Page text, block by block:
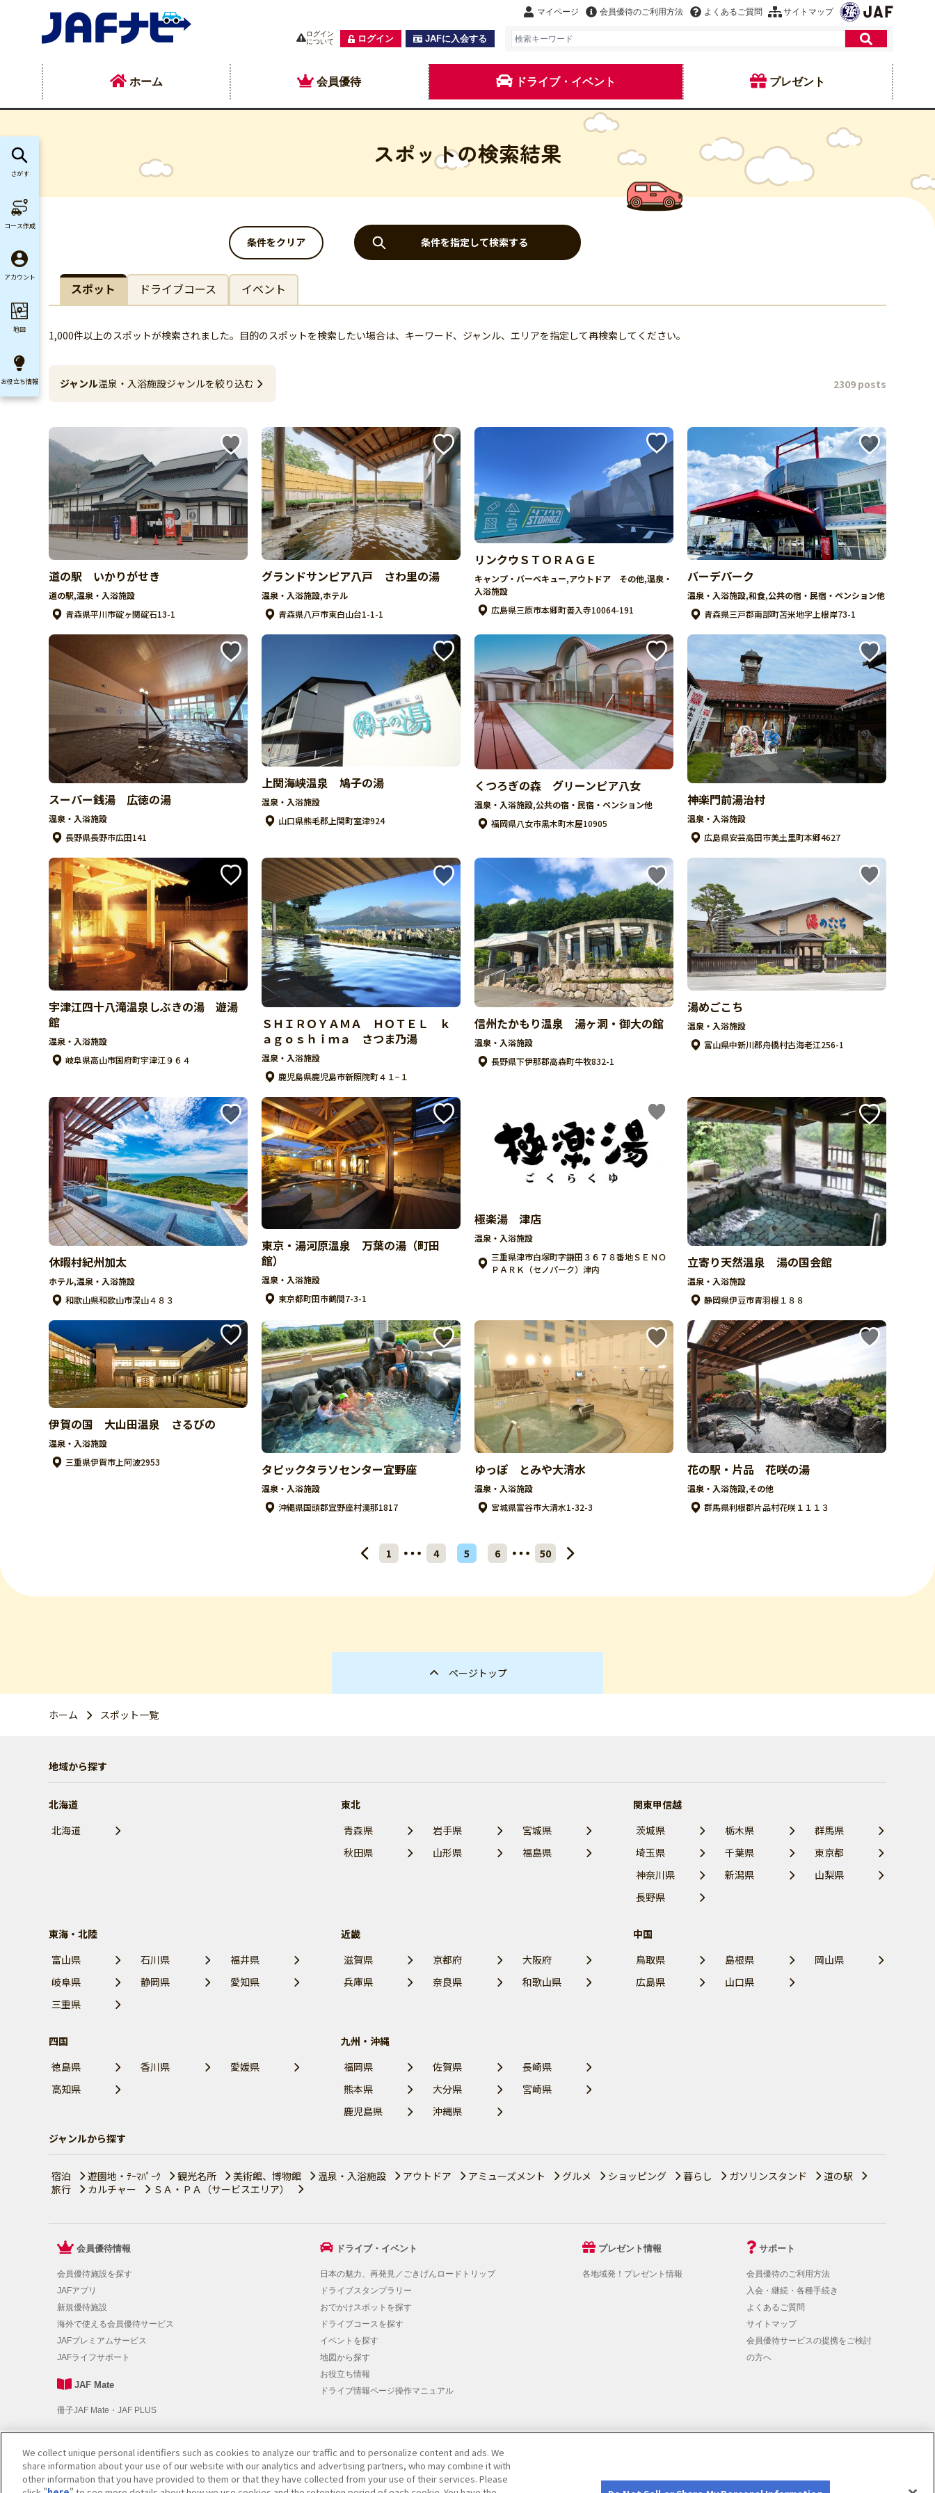
マイページ 会員優待のご利用方法 よくあるご質問 サイトマップ
ログイン
について
ログイン JAFに入会する
ホーム 会員優待 ドライブ・イベント プレゼント
スポットの検索結果
条件をクリア 条件を指定して検索する
スポット ドライブコース イベント
1,000件以上のスポットが検索されました。目的のスポットを検索したい場合は、キーワード、ジャンル、エリアを指定して再検索してください。
ジャンル温泉・入浴施設ジャンルを絞り込む 2309 posts
道の駅 いかりがせき
道の駅,温泉・入浴施設
青森県平川市碇ヶ関碇石13-1
グランドサンピア八戸 さわ里の湯
温泉・入浴施設,ホテル
青森県八戸市東白山台1-1-1
リンクウＳＴＯＲＡＧＥ
キャンプ・バーベキュー,アウトドア その他,温泉・
入浴施設
広島県三原市本郷町善入寺10064-191
バーデパーク
温泉・入浴施設,和食,公共の宿・民宿・ペンション他
青森県三戸郡南部町苫米地字上根岸73-1
スーパー銭湯 広徳の湯
温泉・入浴施設
長野県長野市広田141
上関海峡温泉 鳩子の湯
温泉・入浴施設
山口県熊毛郡上関町室津924
くつろぎの森 グリーンピア八女
温泉・入浴施設,公共の宿・民宿・ペンション他
福岡県八女市黒木町木屋10905
神楽門前湯治村
温泉・入浴施設
広島県安芸高田市美土里町本郷4627
宇津江四十八滝温泉しぶきの湯 遊湯
館
温泉・入浴施設
岐阜県高山市国府町宇津江９６４
ＳＨＩＲＯＹＡＭＡ ＨＯＴＥＬ ｋ
ａｇｏｓｈｉｍａ さつま乃湯
温泉・入浴施設
鹿児島県鹿児島市新照院町４１−１
信州たかもり温泉 湯ヶ洞・御大の館
温泉・入浴施設
長野県下伊那郡高森町牛牧832-1
湯めごこち
温泉・入浴施設
富山県中新川郡舟橋村古海老江256-1
休暇村紀州加太
ホテル,温泉・入浴施設
和歌山県和歌山市深山４８３
東京・湯河原温泉 万葉の湯（町田
館）
温泉・入浴施設
東京都町田市鶴間7-3-1
極楽湯 津店
温泉・入浴施設
三重県津市白塚町字鎌田３６７８番地ＳＥＮＯ
ＰＡＲＫ（セノパーク）津内
立寄り天然温泉 湯の国会館
温泉・入浴施設
静岡県伊豆市青羽根１８８
伊賀の国 大山田温泉 さるびの
温泉・入浴施設
三重県伊賀市上阿波2953
タピックタラソセンター宜野座
温泉・入浴施設
沖縄県国頭郡宜野座村漢那1817
ゆっぽ とみや大清水
温泉・入浴施設
宮城県富谷市大清水1-32-3
花の駅・片品 花咲の湯
温泉・入浴施設,その他
群馬県利根郡片品村花咲１１１３
1 4 5 6 50
ページトップ
ホーム スポット一覧
地域から探す
北海道
北海道
東北
青森県
岩手県
宮城県
秋田県
山形県 福島県
関東甲信越
茨城県
栃木県
群馬県
埼玉県
千葉県
東京都
神奈川県
新潟県
山梨県
長野県
東海・北陸
富山県
石川県
福井県
岐阜県
静岡県
愛知県
三重県
近畿
滋賀県
京都府
大阪府
兵庫県
奈良県 和歌山県
中国
鳥取県
島根県
岡山県
広島県
山口県
四国
徳島県
香川県
愛媛県
高知県
九州・沖縄
福岡県
佐賀県
長崎県
熊本県
大分県
宮崎県
鹿児島県
沖縄県
ジャンルから探す
宿泊 遊園地・ﾃｰﾏﾊﾟｰｸ 観光名所 美術館、博物館 温泉・入浴施設 アウトドア アミューズメント グルメ ショッピング 暮らし ガソリンスタンド
道の駅
旅行
カルチャー ＳＡ・ＰＡ（サービスエリア）
会員優待情報
会員優待施設を探す
JAFアプリ
新規優待施設
海外で使える会員優待サービス
JAFプレミアムサービス
JAFライフサポート
JAF Mate
冊子JAF Mate・JAF PLUS
ドライブ・イベント
日本の魅力、再発見／ごきげんロードトリップ
ドライブスタンプラリー
おでかけスポットを探す
ドライブコースを探す
イベントを探す
地図から探す
お役立ち情報
ドライブ情報ページ操作マニュアル
プレゼント情報
各地域発！プレゼント情報
サポート
会員優待のご利用方法
入会・継続・各種手続き
よくあるご質問
サイトマップ
会員優待サービスの提携をご検討
の方へ
利用規約 | 個人情報の取り扱いについて | 会員優待サービスの提携をご検討の方へ | JAFホームページ | Do Not Sell or Share My Personal Information
さがす
コース作成
アカウント
地図
お役立ち情報
We collect unique personal identifiers such as cookies to analyze our traffic and to personalize content and ads. We
share information about your use of our website with our analytics and advertising partners, who may combine it with
other information that you have provided to them or that they have collected from your use of their services. Please